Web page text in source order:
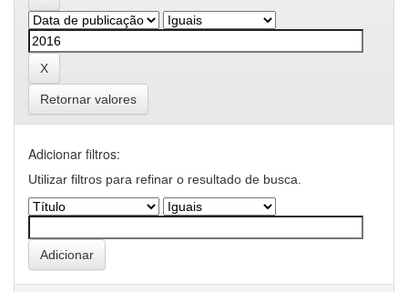
Retornar valores
Adicionar filtros:
Utilizar filtros para refinar o resultado de busca.